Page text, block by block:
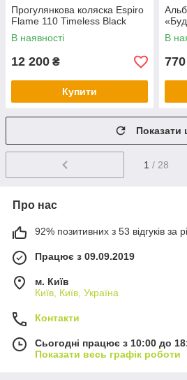
Прогулянкова коляска Espiro
Flame 110 Timeless Black
В наявності
12 200 ₴
Купити
В
770
Показати
1 / 28
Про нас
92% позитивних з 53 відгуків за
Працює з 09.09.2019
м. Київ
Київ, Київ, Україна
Контакти
Сьогодні працює з 10:00 до
Показати весь графік роботи